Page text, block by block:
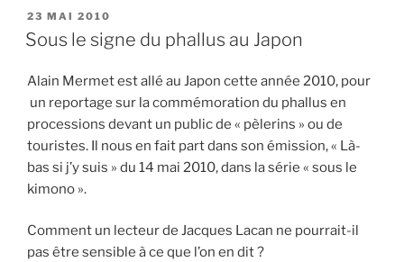
PUBLIÉ
LE
23 MAI 2010
Sous le signe du phallus au Japon
Alain Mermet est allé au Japon cette année 2010, pour
un reportage sur la commémoration du phallus en
processions devant un public de « pèlerins » ou de
touristes. Il nous en fait part dans son émission, « Là-
bas si j’y suis » du 14 mai 2010, dans la série « sous le
kimono ».
Comment un lecteur de Jacques Lacan ne pourrait-il
pas être sensible à ce que l’on en dit ?